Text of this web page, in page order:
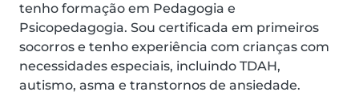
tenho formação em Pedagogia e
Psicopedagogia. Sou certificada em primeiros
socorros e tenho experiência com crianças com
necessidades especiais, incluindo TDAH,
autismo, asma e transtornos de ansiedade.